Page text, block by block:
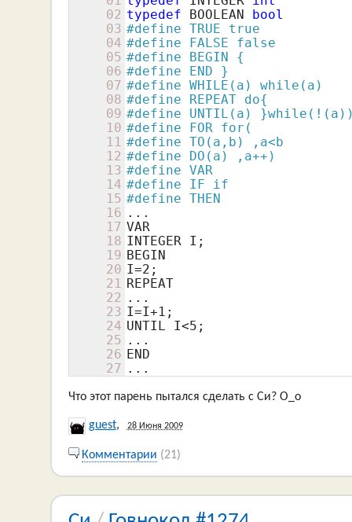
02
03
04
05
06
07
08
09
10
11
12
13
14
15
16
17
18
19
20
21
22
23
24
25
26
27
typedef BOOLEAN bool
#define TRUE true
#define FALSE false
#define BEGIN {
#define END }
#define WHILE(a) while(a)
#define REPEAT do{
#define UNTIL(a)
#define FOR for(
#define TO(a,b) ,a<b
#define DO(a) ,a++)
#define VAR
#define IF if
#define THEN
...
VAR
INTEGER I;
BEGIN
I=2 ;
REPEAT
...
I=I+1 ;
UNTIL I<5 ;
...
END
...
Что этот парень пытался сделать с Си? O_o
guest, 28 Июня 2009
Комментарии (21)